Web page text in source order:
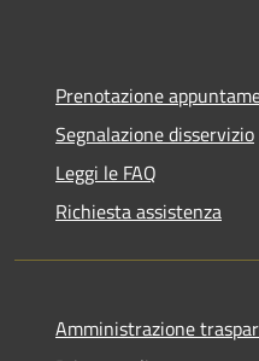
Prenotazione
Segnalazione disservizio
Leggi le FAQ
Richiesta assistenza
Amministrazione